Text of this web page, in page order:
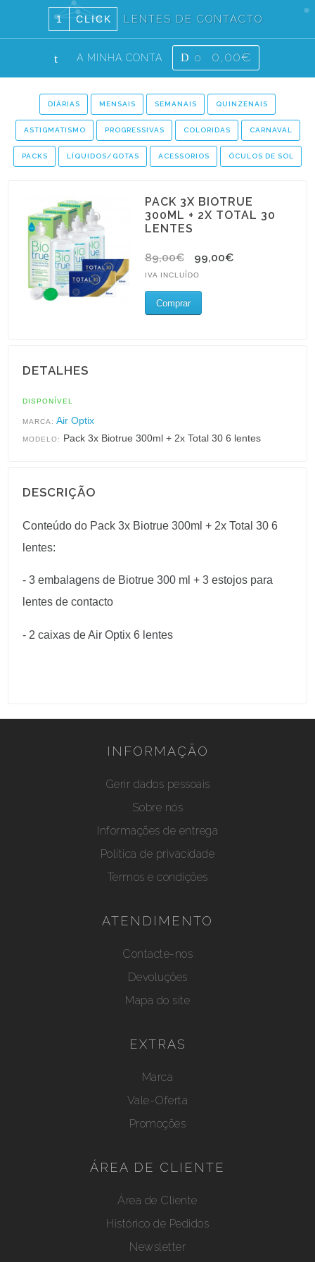
1 CLICK LENTES DE CONTACTO
A MINHA CONTA 0 0,00€
DIÁRIAS MENSAIS SEMANAIS QUINZENAIS
ASTIGMATISMO PROGRESSIVAS COLORIDAS CARNAVAL
PACKS LÍQUIDOS/GOTAS ACESSORIOS ÓCULOS DE SOL
PACK 3X BIOTRUE
300ML + 2X TOTAL 30
LENTES
89,00€ 99,00€
IVA INCLUÍDO
Comprar
DETALHES
DISPONÍVEL
MARCA: Air Optix
MODELO: Pack 3x Biotrue 300ml + 2x Total 30 6 lentes
DESCRIÇÃO
Conteúdo do Pack 3x Biotrue 300ml + 2x Total 30 6
lentes:
- 3 embalagens de Biotrue 300 ml + 3 estojos para
lentes de contacto
- 2 caixas de Air Optix 6 lentes
INFORMAÇÃO
Gerir dados pessoais
Sobre nós
Informações de entrega
Política de privacidade
Termos e condições
ATENDIMENTO
Contacte-nos
Devoluções
Mapa do site
EXTRAS
Marca
Vale-Oferta
Promoções
ÁREA DE CLIENTE
Área de Cliente
Histórico de Pedidos
Newsletter